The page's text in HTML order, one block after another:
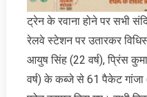
ट्रेन के रवाना होने पर सभी
रेलवे स्टेशन पर उतारकर
आयुष सिंह (22 वर्ष), प्रिंस
वर्ष) के कब्जे से 61 पैकेट गांजा